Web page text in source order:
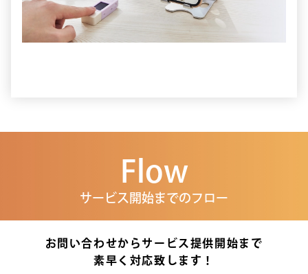
Flow
サービス開始までのフロー
お問い合わせからサービス提供開始まで
素早く対応致します！